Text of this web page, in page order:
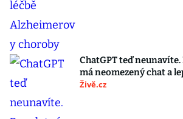
ChatGPT teď
má neomezený chat a
Živě.cz